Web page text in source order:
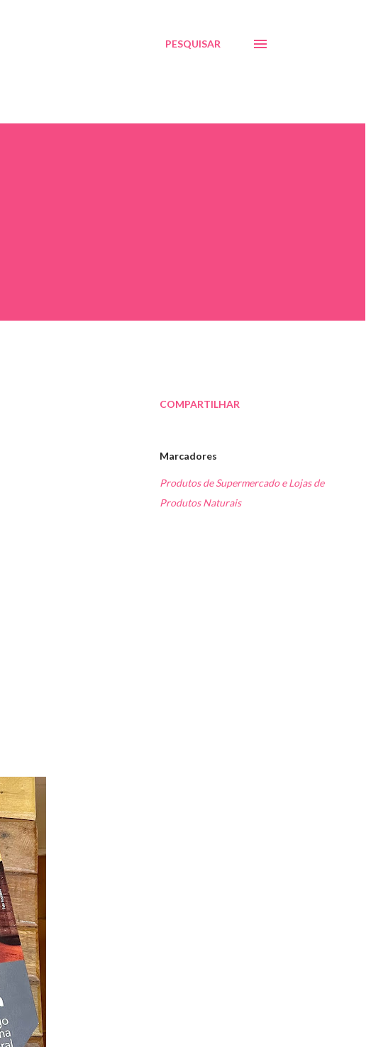
PESQUISAR
COMPARTILHAR
Marcadores
Produtos de Supermercado e Lojas de
Produtos Naturais